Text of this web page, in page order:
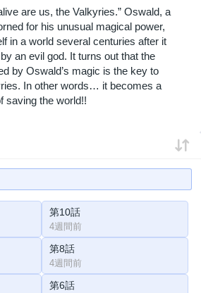
are us, the Valkyries.” Oswald, a
for his unusual magical power,
in a world several centuries after it
an evil god. It turns out that the
by Oswald’s magic is the key to
In other words… it becomes a
saving the world!!
第10話
4週間前
第8話
4週間前
第6話